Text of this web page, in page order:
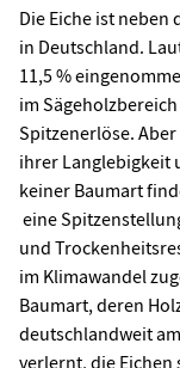
Die Eiche ist
in Deutschland.
11,5 %
im
Spitzenerlöse.
ihrer Langlebigkeit
keiner Baumart
eine
und
im Klimawandel
Baumart, deren
deutschlandweit
verlernt, die Eichen